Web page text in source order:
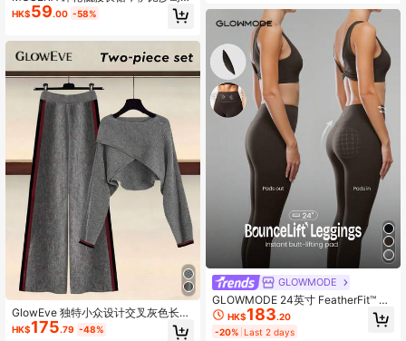
格，适合夏季波西米亚风优雅度假风
HK$59.00 -58%
GlowEve 独特小众设计交叉灰色长袖
针织毛衣女新款休闲宽松上衣搭配条
纹阔腿裤女针织两件套
HK$175.79 -48%
GLOWMODE
GLOWMODE 24英寸 FeatherFit™ 塑
身提臀塑形可拆卸臀垫无前缝速效收
腹紧身裤低冲击瑜伽普拉提 Barre Stu
dio 日常休闲装
HK$183.20
-20% Last 2 days